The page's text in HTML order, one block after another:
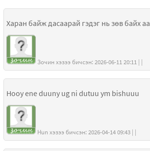
Харан байж дасаарай гэдэг нь зөв байх аа
Зочин хэзээ бичсэн: 2026-06-11 20:11 | |
Hooy ene duuny ug ni dutuu ym bishuuu
Hun хэзээ бичсэн: 2026-04-14 09:43 | |